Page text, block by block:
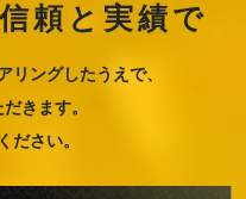
頼と実績で
ングしたうえで、
きます。
ださい。